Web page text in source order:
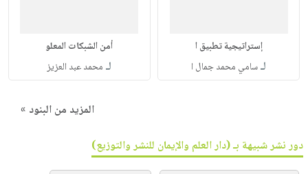
إستراتيجية تطبيق ا
لـسامي محمد جمال ا
أمن الشبكات المعلو
لـ محمد عبد العزيز
المزيد من البنود »
دور نشر شبيهة بـ (دار العلم والإيمان للنشر والتوزيع)